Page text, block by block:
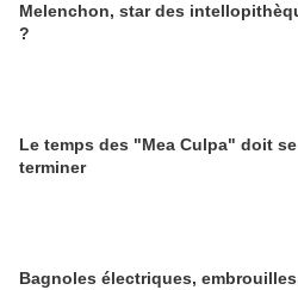
Melenchon, star des
?
Le temps des "Mea Culpa" doit se
terminer
Bagnoles électriques,